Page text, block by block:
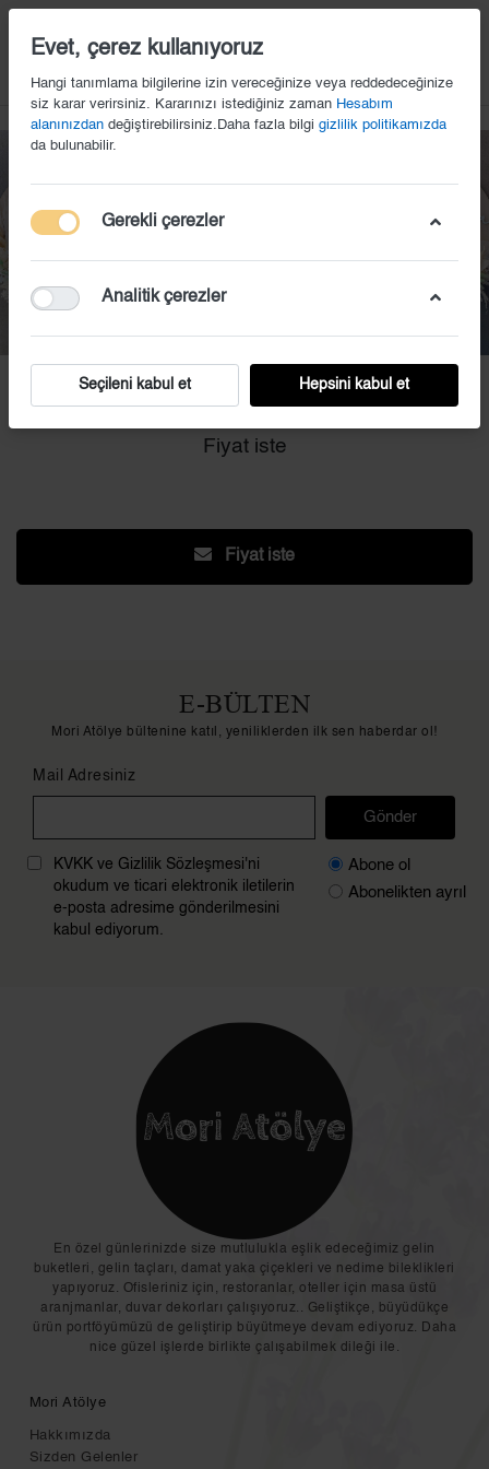
KS (33)
Fiyat iste
Fiyat iste
E-BÜLTEN
Mori Atölye bültenine katıl, yeniliklerden ilk sen haberdar ol!
Mail Adresiniz
Gönder
KVKK ve Gizlilik Sözleşmesi'ni
okudum ve ticari elektronik iletilerin
e-posta adresime gönderilmesini
kabul ediyorum.
Abone ol
Abonelikten ayrıl
En özel günlerinizde size mutlulukla eşlik edeceğimiz gelin
buketleri, gelin taçları, damat yaka çiçekleri ve nedime bileklikleri
yapıyoruz. Ofisleriniz için, restoranlar, oteller için masa üstü
aranjmanlar, duvar dekorları çalışıyoruz.. Geliştikçe, büyüdükçe
ürün portföyümüzü de geliştirip büyütmeye devam ediyoruz. Daha
nice güzel işlerde birlikte çalışabilmek dileği ile.
Mori Atölye
Hakkımızda
Sizden Gelenler
Evet, çerez kullanıyoruz
Hangi tanımlama bilgilerine izin vereceğinize veya reddedeceğinize
siz karar verirsiniz. Kararınızı istediğiniz zaman Hesabım
alanınızdan değiştirebilirsiniz.Daha fazla bilgi gizlilik politikamızda
da bulunabilir.
Gerekli çerezler
Analitik çerezler
Seçileni kabul et Hepsini kabul et